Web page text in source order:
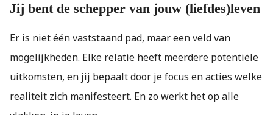
Jij bent de schepper van jouw (liefdes)leven
Er is niet één vaststaand pad, maar een veld van
mogelijkheden. Elke relatie heeft meerdere potentiële
uitkomsten, en jij bepaalt door je focus en acties welke
realiteit zich manifesteert. En zo werkt het op alle